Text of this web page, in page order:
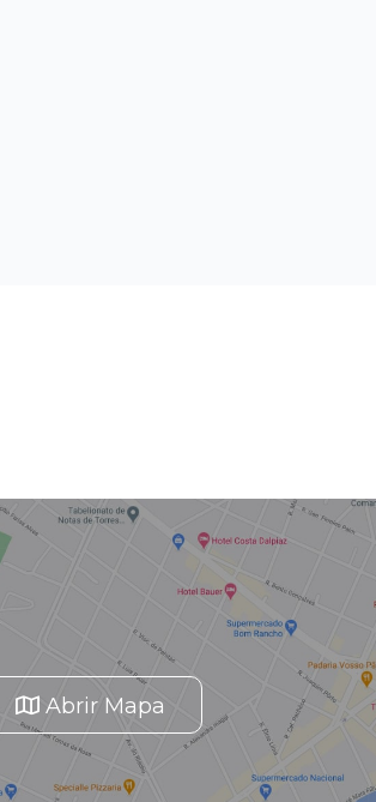
Abrir Mapa